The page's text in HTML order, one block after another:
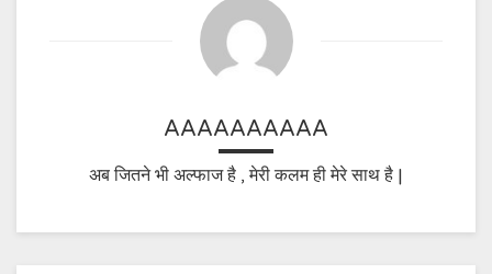
AAAAAAAAAA
अब जितने भी अल्फाज है , मेरी कलम ही मेरे साथ है |